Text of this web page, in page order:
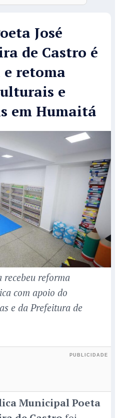
José
de Castro é
retoma
e
em Humaitá
recebeu reforma
com apoio do
e da Prefeitura de
Municipal Poeta